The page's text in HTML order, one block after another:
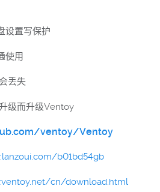
设置写保护
使用
丢失
级而升级Ventoy
ventoy/Ventoy
b01bd54gb
cn/download.html